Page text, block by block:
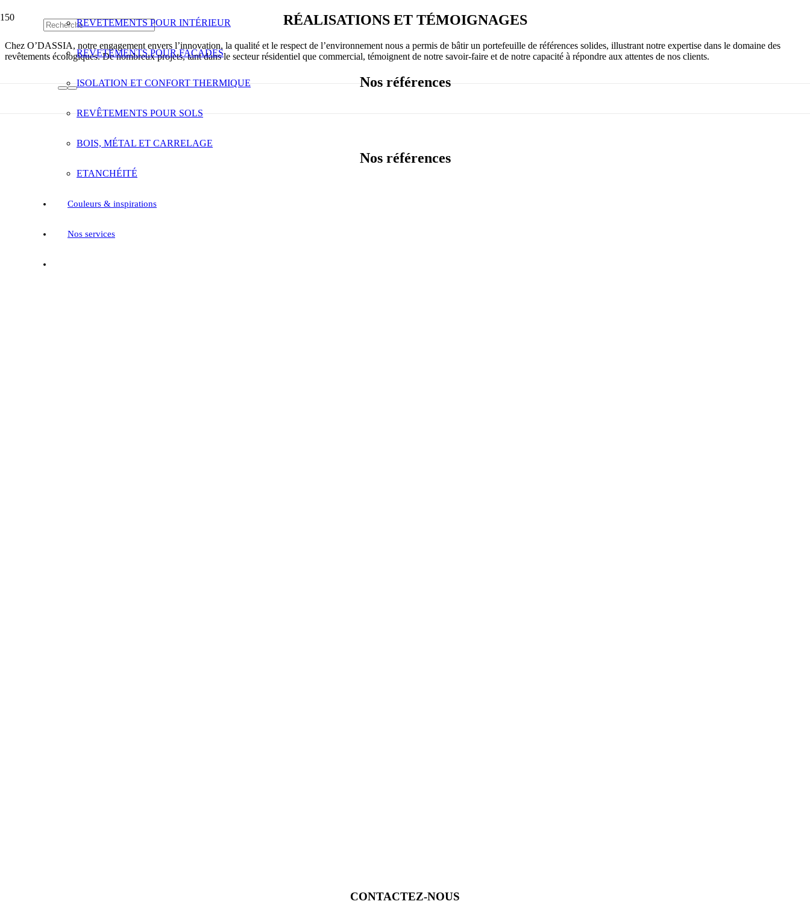
REVETEMENTS POUR INTÉRIEUR
REVETEMENTS POUR FAÇADES
ISOLATION ET CONFORT THERMIQUE
REVÊTEMENTS POUR SOLS
BOIS, MÉTAL ET CARRELAGE
ETANCHÉITÉ
Couleurs & inspirations
Nos services
RÉALISATIONS ET TÉMOIGNAGES
Chez O’DASSIA, notre engagement envers l’innovation, la qualité et le respect de l’environnement nous a permis de bâtir un portefeuille de références solides, illustrant notre expertise dans le domaine des
revêtements écologiques. De nombreux projets, tant dans le secteur résidentiel que commercial, témoignent de notre savoir-faire et de notre capacité à répondre aux attentes de nos clients.
Nos références
Nos références
CONTACTEZ-NOUS